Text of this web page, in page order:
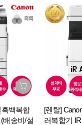
흑백복합
배송비/설
[렌탈]
러복합기